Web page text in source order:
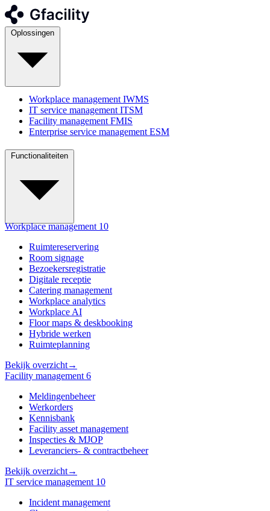
Workplace management IWMS
IT service management ITSM
Facility management FMIS
Enterprise service management ESM
Workplace management 10
Ruimtereservering
Room signage
Bezoekersregistratie
Digitale receptie
Catering management
Workplace analytics
Workplace AI
Floor maps & deskbooking
Hybride werken
Ruimteplanning
Bekijk overzicht→
Facility management 6
Meldingenbeheer
Werkorders
Kennisbank
Facility asset management
Inspecties & MJOP
Leveranciers- & contractbeheer
Bekijk overzicht→
IT service management 10
Incident management